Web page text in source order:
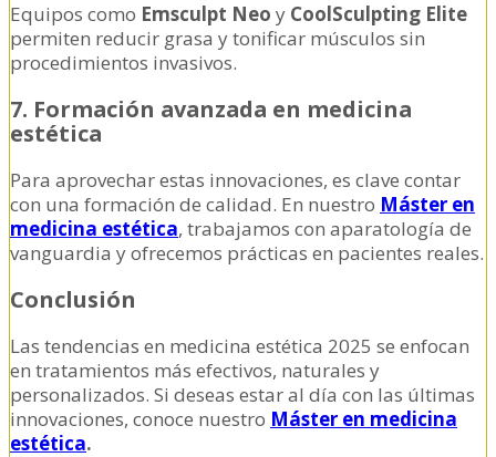
Equipos como Emsculpt Neo y CoolSculpting Elite
permiten reducir grasa y tonificar músculos sin
procedimientos invasivos.
7. Formación avanzada en medicina
estética
Para aprovechar estas innovaciones, es clave contar
con una formación de calidad. En nuestro Máster en
medicina estética, trabajamos con aparatología de
vanguardia y ofrecemos prácticas en pacientes reales.
Conclusión
Las tendencias en medicina estética 2025 se enfocan
en tratamientos más efectivos, naturales y
personalizados. Si deseas estar al día con las últimas
innovaciones, conoce nuestro Máster en medicina
estética.